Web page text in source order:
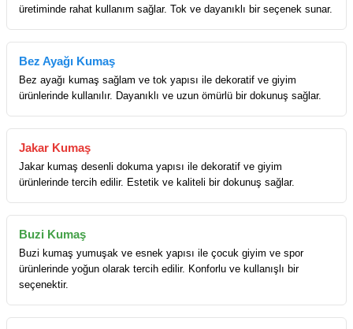
üretiminde rahat kullanım sağlar. Tok ve dayanıklı bir seçenek sunar.
Bez Ayağı Kumaş
Bez ayağı kumaş sağlam ve tok yapısı ile dekoratif ve giyim
ürünlerinde kullanılır. Dayanıklı ve uzun ömürlü bir dokunuş sağlar.
Jakar Kumaş
Jakar kumaş desenli dokuma yapısı ile dekoratif ve giyim
ürünlerinde tercih edilir. Estetik ve kaliteli bir dokunuş sağlar.
Buzi Kumaş
Buzi kumaş yumuşak ve esnek yapısı ile çocuk giyim ve spor
ürünlerinde yoğun olarak tercih edilir. Konforlu ve kullanışlı bir
seçenektir.